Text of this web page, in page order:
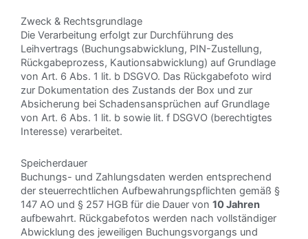
Zweck & Rechtsgrundlage
Die Verarbeitung erfolgt zur Durchführung des
Leihvertrags (Buchungsabwicklung, PIN-Zustellung,
Rückgabeprozess, Kautionsabwicklung) auf Grundlage
von Art. 6 Abs. 1 lit. b DSGVO. Das Rückgabefoto wird
zur Dokumentation des Zustands der Box und zur
Absicherung bei Schadensansprüchen auf Grundlage
von Art. 6 Abs. 1 lit. b sowie lit. f DSGVO (berechtigtes
Interesse) verarbeitet.
Speicherdauer
Buchungs- und Zahlungsdaten werden entsprechend
der steuerrechtlichen Aufbewahrungspflichten gemäß §
147 AO und § 257 HGB für die Dauer von 10 Jahren
aufbewahrt. Rückgabefotos werden nach vollständiger
Abwicklung des jeweiligen Buchungsvorgangs und